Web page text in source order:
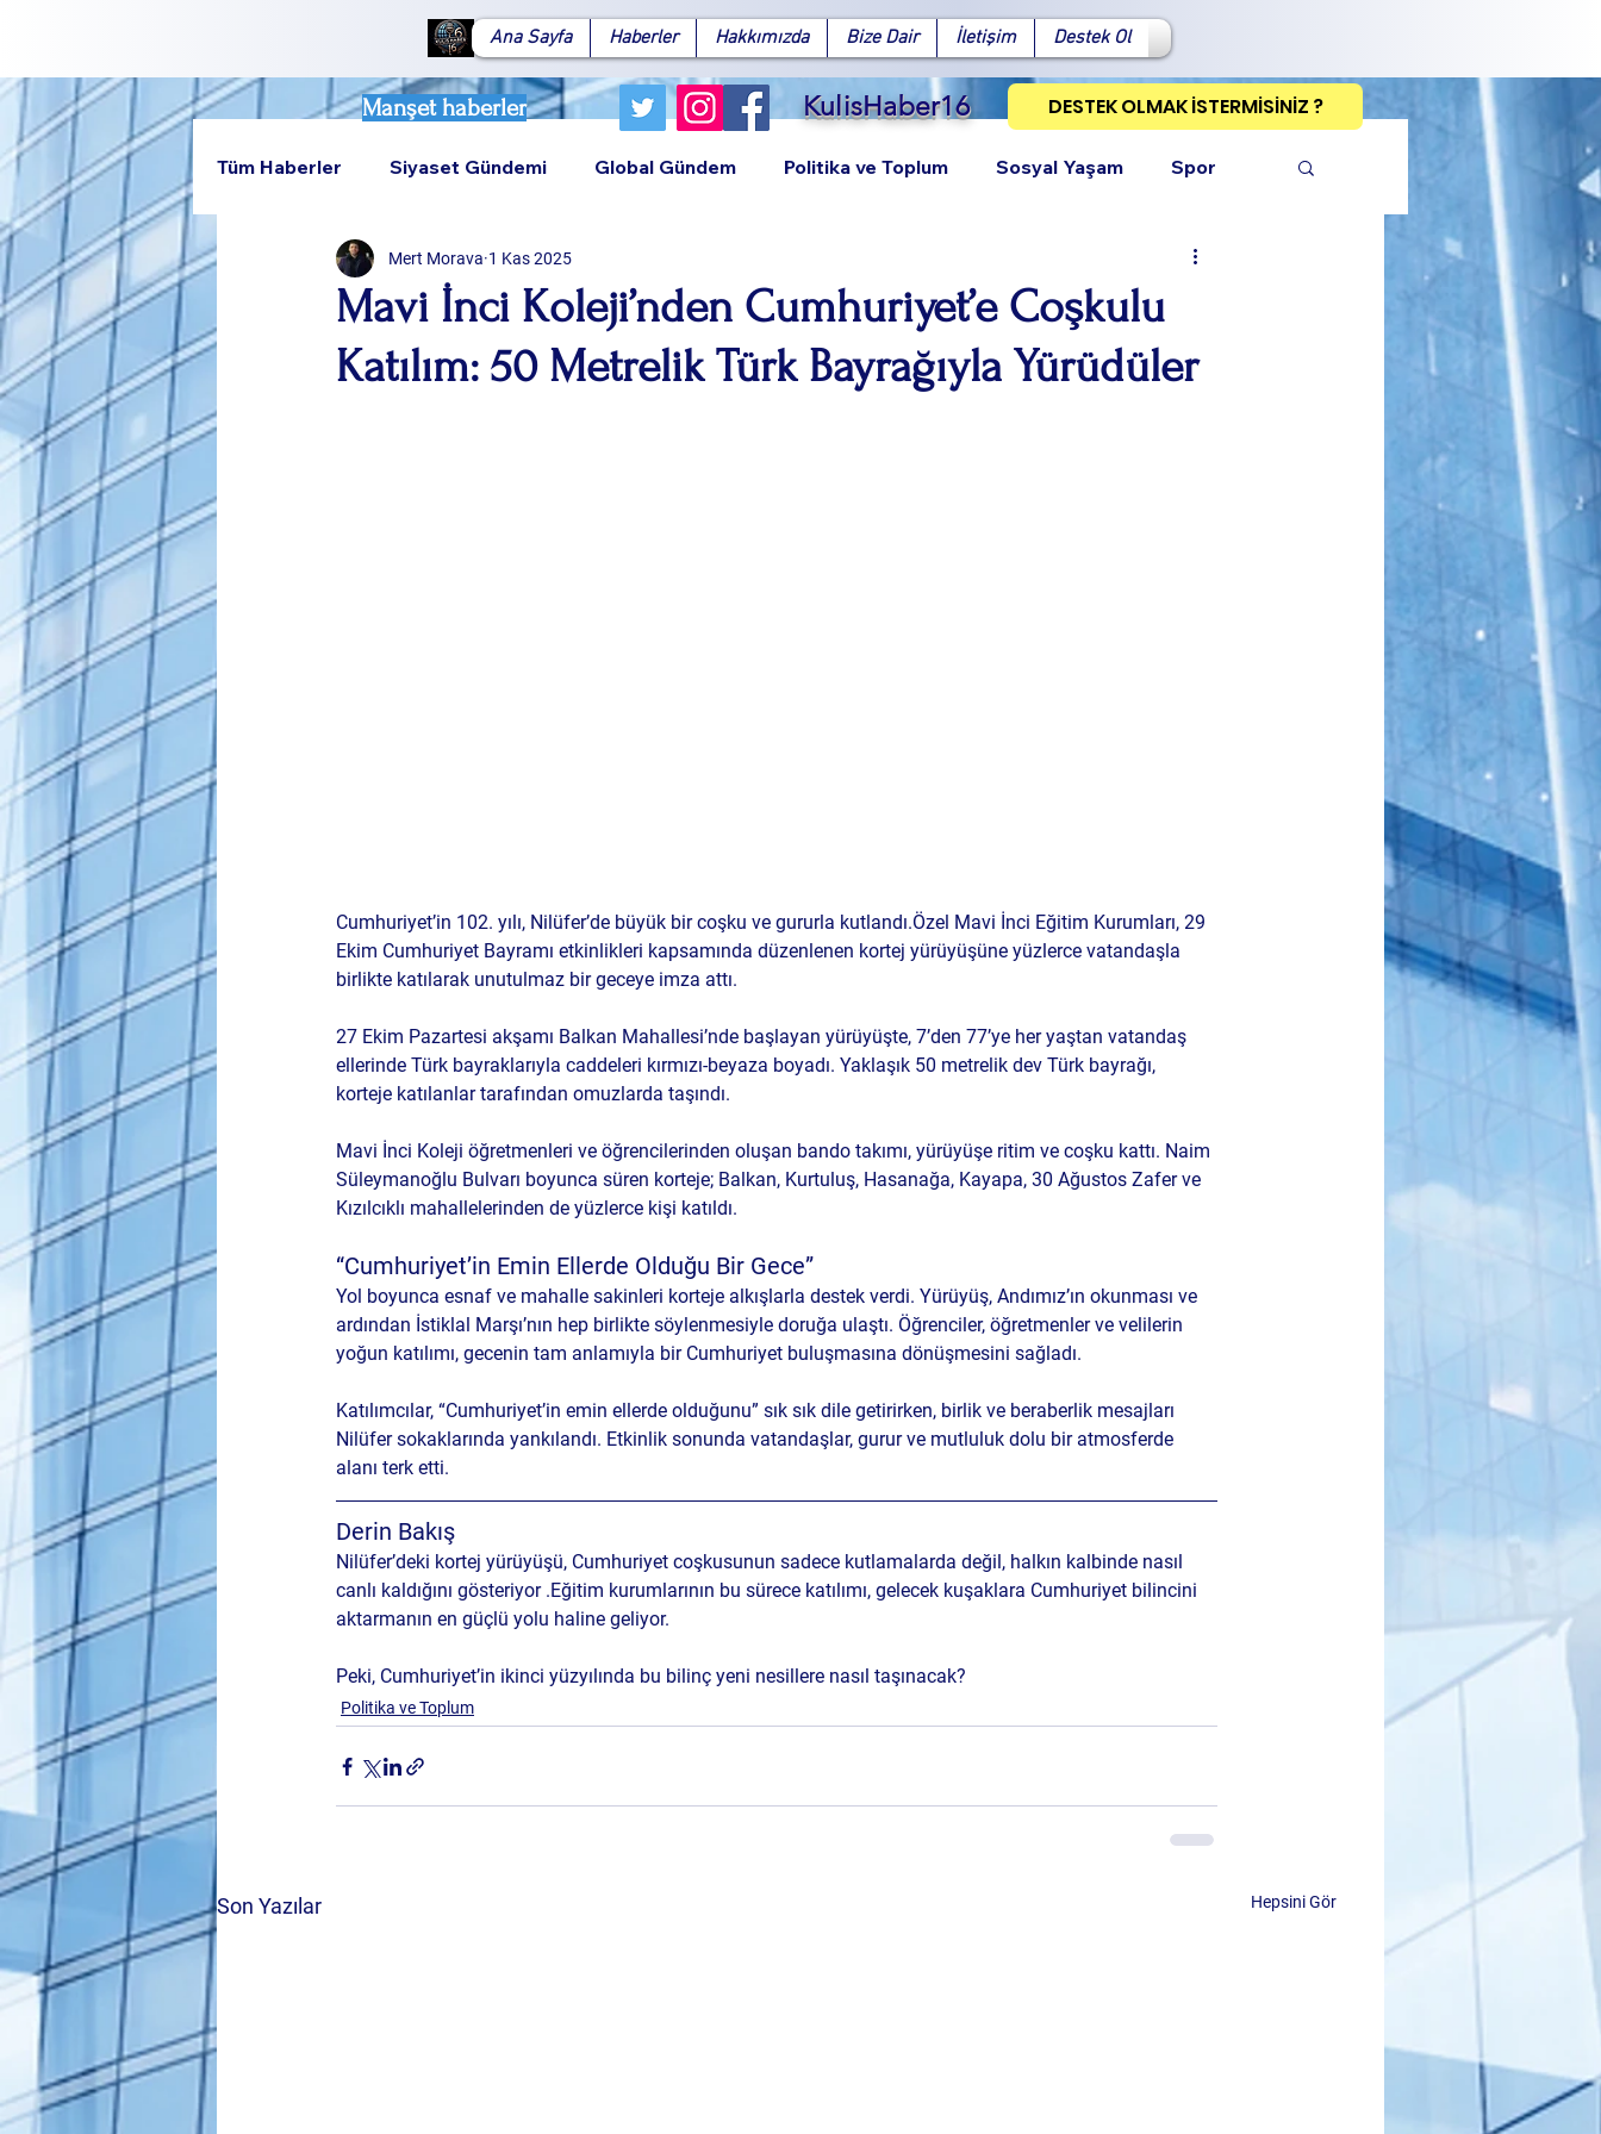
Ana Sayfa Haberler Hakkımızda Bize Dair İletişim Destek Ol
Manşet haberler KulisHaber16 DESTEK OLMAK İSTERMİSİNİZ ?
FacebookX (Twitter)WhatsAppLinkedIn Pinterest Bağlantıyı Kopyala
Tüm Haberler Siyaset Gündemi Global Gündem Politika ve Toplum Sosyal Yaşam Spor
Teknoloji Rumeli
Mavi İnci Koleji’nden Cumhuriyet’e Coşkulu
Katılım: 50 Metrelik Türk Bayrağıyla Yürüdüler
Mert Morava 1 Kas 2025
Cumhuriyet’in 102. yılı, Nilüfer’de büyük bir coşku ve gururla kutlandı.Özel Mavi İnci Eğitim Kurumları, 29
Ekim Cumhuriyet Bayramı etkinlikleri kapsamında düzenlenen kortej yürüyüşüne yüzlerce vatandaşla
birlikte katılarak unutulmaz bir geceye imza attı.
27 Ekim Pazartesi akşamı Balkan Mahallesi’nde başlayan yürüyüşte, 7’den 77’ye her yaştan vatandaş
ellerinde Türk bayraklarıyla caddeleri kırmızı-beyaza boyadı. Yaklaşık 50 metrelik dev Türk bayrağı,
korteje katılanlar tarafından omuzlarda taşındı.
Mavi İnci Koleji öğretmenleri ve öğrencilerinden oluşan bando takımı, yürüyüşe ritim ve coşku kattı. Naim
Süleymanoğlu Bulvarı boyunca süren korteje; Balkan, Kurtuluş, Hasanağa, Kayapa, 30 Ağustos Zafer ve
Kızılcıklı mahallelerinden de yüzlerce kişi katıldı.
“Cumhuriyet’in Emin Ellerde Olduğu Bir Gece”
Yol boyunca esnaf ve mahalle sakinleri korteje alkışlarla destek verdi. Yürüyüş, Andımız’ın okunması ve
ardından İstiklal Marşı’nın hep birlikte söylenmesiyle doruğa ulaştı. Öğrenciler, öğretmenler ve velilerin
yoğun katılımı, gecenin tam anlamıyla bir Cumhuriyet buluşmasına dönüşmesini sağladı.
Katılımcılar, “Cumhuriyet’in emin ellerde olduğunu” sık sık dile getirirken, birlik ve beraberlik mesajları
Nilüfer sokaklarında yankılandı. Etkinlik sonunda vatandaşlar, gurur ve mutluluk dolu bir atmosferde
alanı terk etti.
Derin Bakış
Nilüfer’deki kortej yürüyüşü, Cumhuriyet coşkusunun sadece kutlamalarda değil, halkın kalbinde nasıl
canlı kaldığını gösteriyor .Eğitim kurumlarının bu sürece katılımı, gelecek kuşaklara Cumhuriyet bilincini
aktarmanın en güçlü yolu haline geliyor.
Peki, Cumhuriyet’in ikinci yüzyılında bu bilinç yeni nesillere nasıl taşınacak?
Politika ve Toplum
Son Yazılar Hepsini Gör